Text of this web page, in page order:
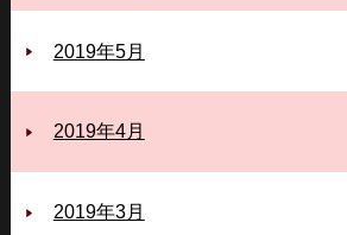
2019年5月
2019年4月
2019年3月